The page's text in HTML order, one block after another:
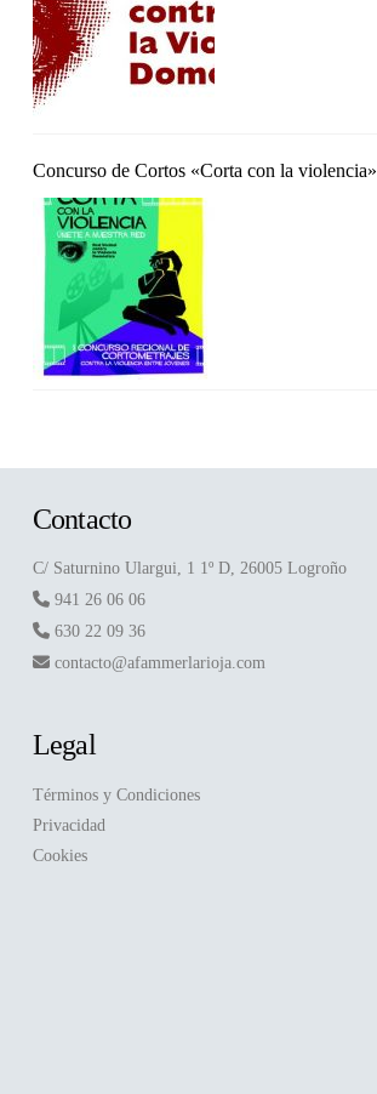
Concurso de Cortos «Corta con la violencia»
Contacto
C/ Saturnino Ulargui, 1 1º D, 26005 Logroño
941 26 06 06
630 22 09 36
contacto@afammerlarioja.com
Legal
Términos y Condiciones
Privacidad
Cookies